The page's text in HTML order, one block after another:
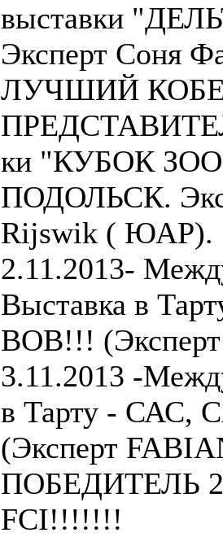
выставки
Эксперт Соня
ЛУЧШИЙ
ки "КУБОК
ПОДОЛЬСК.
Rijswik ( ЮАР).
2.11.2013-
Выставка в
BOB!!!
3.11.2013 -
в Тарту - САС,
(Эксперт
ПОБЕДИТЕЛЬ
FCI!!!!!!!